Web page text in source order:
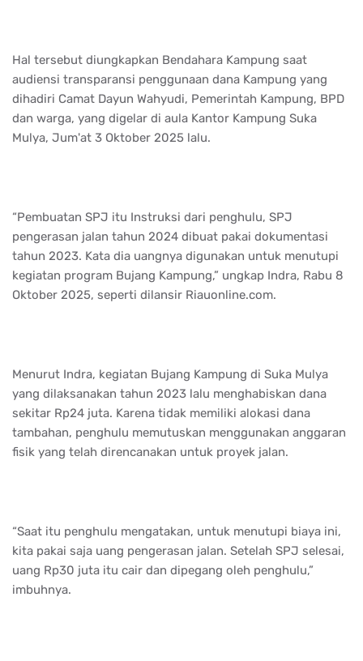
Hal tersebut diungkapkan Bendahara Kampung saat
audiensi transparansi penggunaan dana Kampung yang
dihadiri Camat Dayun Wahyudi, Pemerintah Kampung, BPD
dan warga, yang digelar di aula Kantor Kampung Suka
Mulya, Jum'at 3 Oktober 2025 lalu.
“Pembuatan SPJ itu Instruksi dari penghulu, SPJ
pengerasan jalan tahun 2024 dibuat pakai dokumentasi
tahun 2023. Kata dia uangnya digunakan untuk menutupi
kegiatan program Bujang Kampung,” ungkap Indra, Rabu 8
Oktober 2025, seperti dilansir Riauonline.com.
Menurut Indra, kegiatan Bujang Kampung di Suka Mulya
yang dilaksanakan tahun 2023 lalu menghabiskan dana
sekitar Rp24 juta. Karena tidak memiliki alokasi dana
tambahan, penghulu memutuskan menggunakan anggaran
fisik yang telah direncanakan untuk proyek jalan.
“Saat itu penghulu mengatakan, untuk menutupi biaya ini,
kita pakai saja uang pengerasan jalan. Setelah SPJ selesai,
uang Rp30 juta itu cair dan dipegang oleh penghulu,”
imbuhnya.